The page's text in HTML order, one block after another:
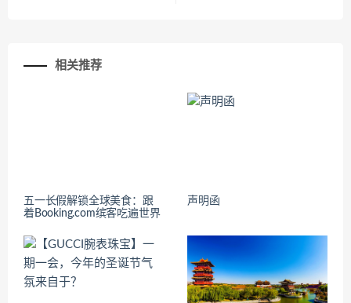
相关推荐
五一长假解锁全球美食：跟
着Booking.com缤客吃遍世界
声明函